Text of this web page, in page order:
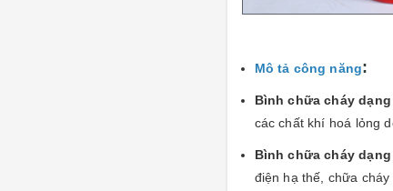
Mô tả công năng:
Bình chữa cháy
các chất khí hoá lỏng
Bình chữa cháy
điện hạ thế, chữa